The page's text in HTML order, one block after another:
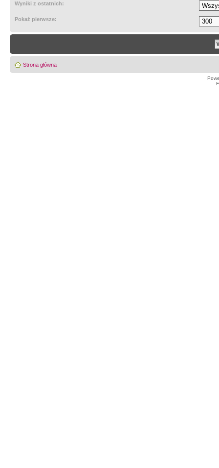
Wyniki z ostatnich:
Pokaż pierwsze:
Strona główna